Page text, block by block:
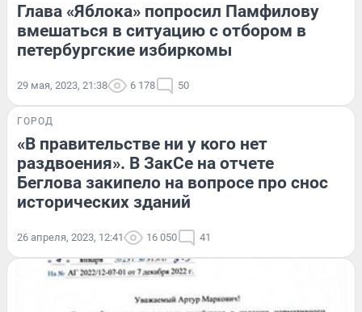
Глава «Яблока» попросил Памфилову
вмешаться в ситуацию с отбором в
петербургские избиркомы
29 мая, 2023, 21:38 6 178 50
ГОРОД
«В правительстве ни у кого нет
раздвоения». В ЗакСе на отчете
Беглова закипело на вопросе про снос
исторических зданий
26 апреля, 2023, 12:41 16 050 41